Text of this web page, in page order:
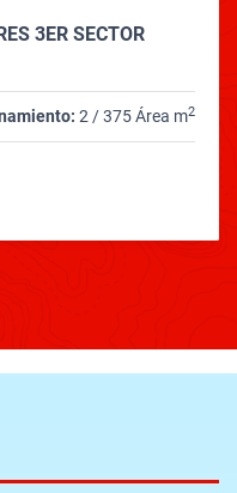
3ER SECTOR
2 / 375 Área m2